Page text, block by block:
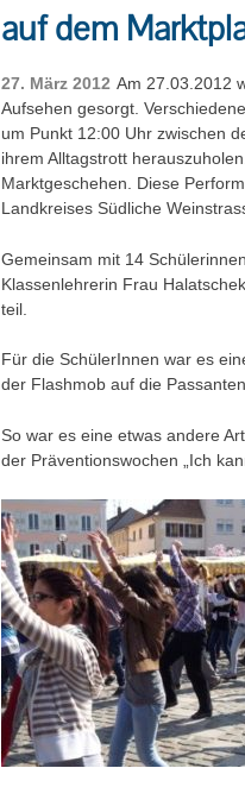
auf dem
27. März 2012 Am 27.03.2012
Aufsehen gesorgt.
um Punkt 12:00 Uhr zwischen
ihrem Alltagstrott
Marktgeschehen. Diese
Landkreises Südliche
Gemeinsam mit 14
Klassenlehrerin Frau
teil.
Für die SchülerInnen war es
der Flashmob auf die
So war es eine etwas andere
der Präventionswochen „Ich